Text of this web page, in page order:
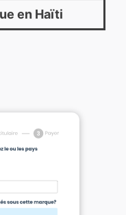
en Haïti